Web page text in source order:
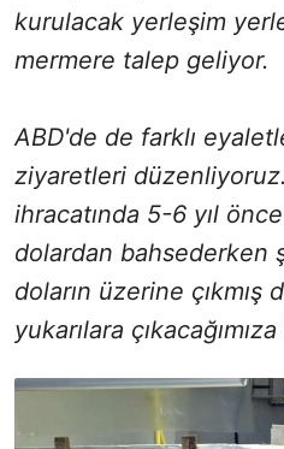
kurulacak yerleşim
mermere talep geliyor.
ABD'de de farklı
ziyaretleri
ihracatında 5-6 yıl
dolardan bahsederken
doların üzerine çıkmış
yukarılara